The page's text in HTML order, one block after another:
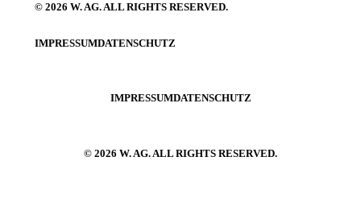
© 2026 W. AG. ALL RIGHTS RESERVED.
IMPRESSUMDATENSCHUTZ
IMPRESSUMDATENSCHUTZ
© 2026 W. AG. ALL RIGHTS RESERVED.